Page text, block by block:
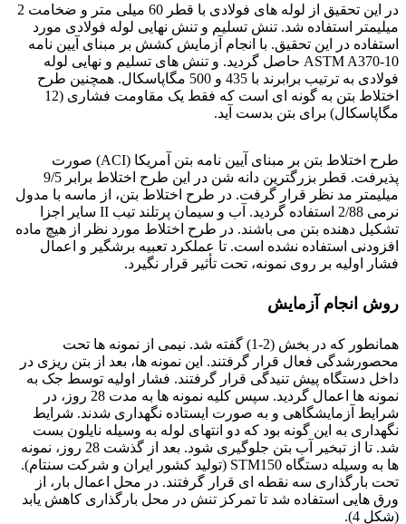
در این تحقیق از لوله های فولادی با قطر 60 میلی متر و ضخامت 2
میلیمتر استفاده شد. تنش تسلیم و تنش نهایی لوله فولادی مورد
استفاده در این تحقیق. با انجام آزمایش کشش بر مبنای آیین نامه
ASTM A370-10 حاصل گردید. و تنش های تسلیم و نهایی لوله
فولادی به ترتیب برابرند با 435 و 500 مگاپاسکال. همچنین طرح
اختلاط بتن به گونه ای است که فقط یک مقاومت فشاری (12
مگاپاسکال) برای بتن بدست آید.
طرح اختلاط بتن بر مبنای آیین نامه بتن آمریکا (ACI) صورت
پذیرفت. قطر بزرگترین دانه شن در این طرح اختلاط برابر 9/5
میلیمتر مد نظر قرار گرفت. در طرح اختلاط بتن، از ماسه با مدول
نرمی 2/88 استفاده گردید. آب و سیمان پرتلند تیب II سایر اجزا
تشکیل دهنده بتن می باشند. در طرح اختلاط مورد نظر از هیچ ماده
افزودنی استفاده نشده است. تا عملکرد تعبیه برشگیر و اعمال
فشار اولیه بر روی نمونه، تحت تأثیر قرار نگیرد.
روش انجام آزمایش
همانطور که در بخش (2-1) گفته شد. نیمی از نمونه ها تحت
محصورشدگی فعال قرار گرفتند. این نمونه ها، بعد از بتن ریزی در
داخل دستگاه پیش تنیدگی قرار گرفتند. فشار اولیه توسط جک به
نمونه ها اعمال گردید. سپس کلیه نمونه ها به مدت 28 روز، در
شرایط آزمایشگاهی و به صورت ایستاده نگهداری شدند. شرایط
نگهداری به این گونه بود که دو انتهای لوله به وسیله نایلون بست
شد. تا از تبخیر آب بتن جلوگیری شود. بعد از گذشت 28 روز، نمونه
ها به وسیله دستگاه STM150 (تولید کشور ایران و شرکت سنتام).
تحت بارگذاری سه نقطه ای قرار گرفتند. در محل اعمال بار، از
ورق هایی استفاده شد تا تمرکز تنش در محل بارگذاری کاهش یابد
(شکل 4).